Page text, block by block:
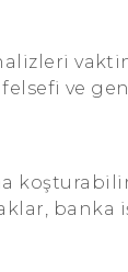
ve
banka